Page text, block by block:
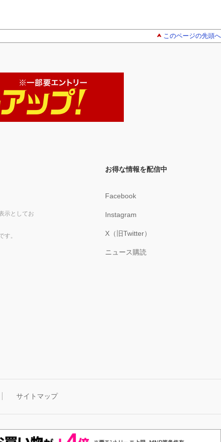
このページの先頭へ
示としてお
す。
お得な情報を配信中
Facebook
Instagram
X（旧Twitter）
ニュース購読
サイトマップ